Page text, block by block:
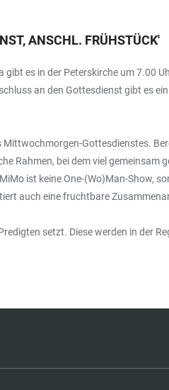
ANSCHL. FRÜHSTÜCK'
es in der Peterskirche um
an den Gottesdienst gibt es
Gottesdienstes.
Rahmen, bei dem viel
ist keine One-(Wo)Man-
auch eine fruchtbare
setzt. Diese werden in der